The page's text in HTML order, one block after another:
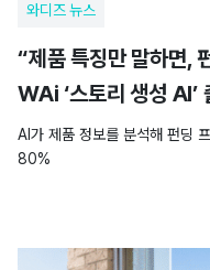
와디즈 뉴스
“제품 특징만 말하면,
WAi ‘스토리 생성 AI’
AI가 제품 정보를 분석해 펀딩
80%